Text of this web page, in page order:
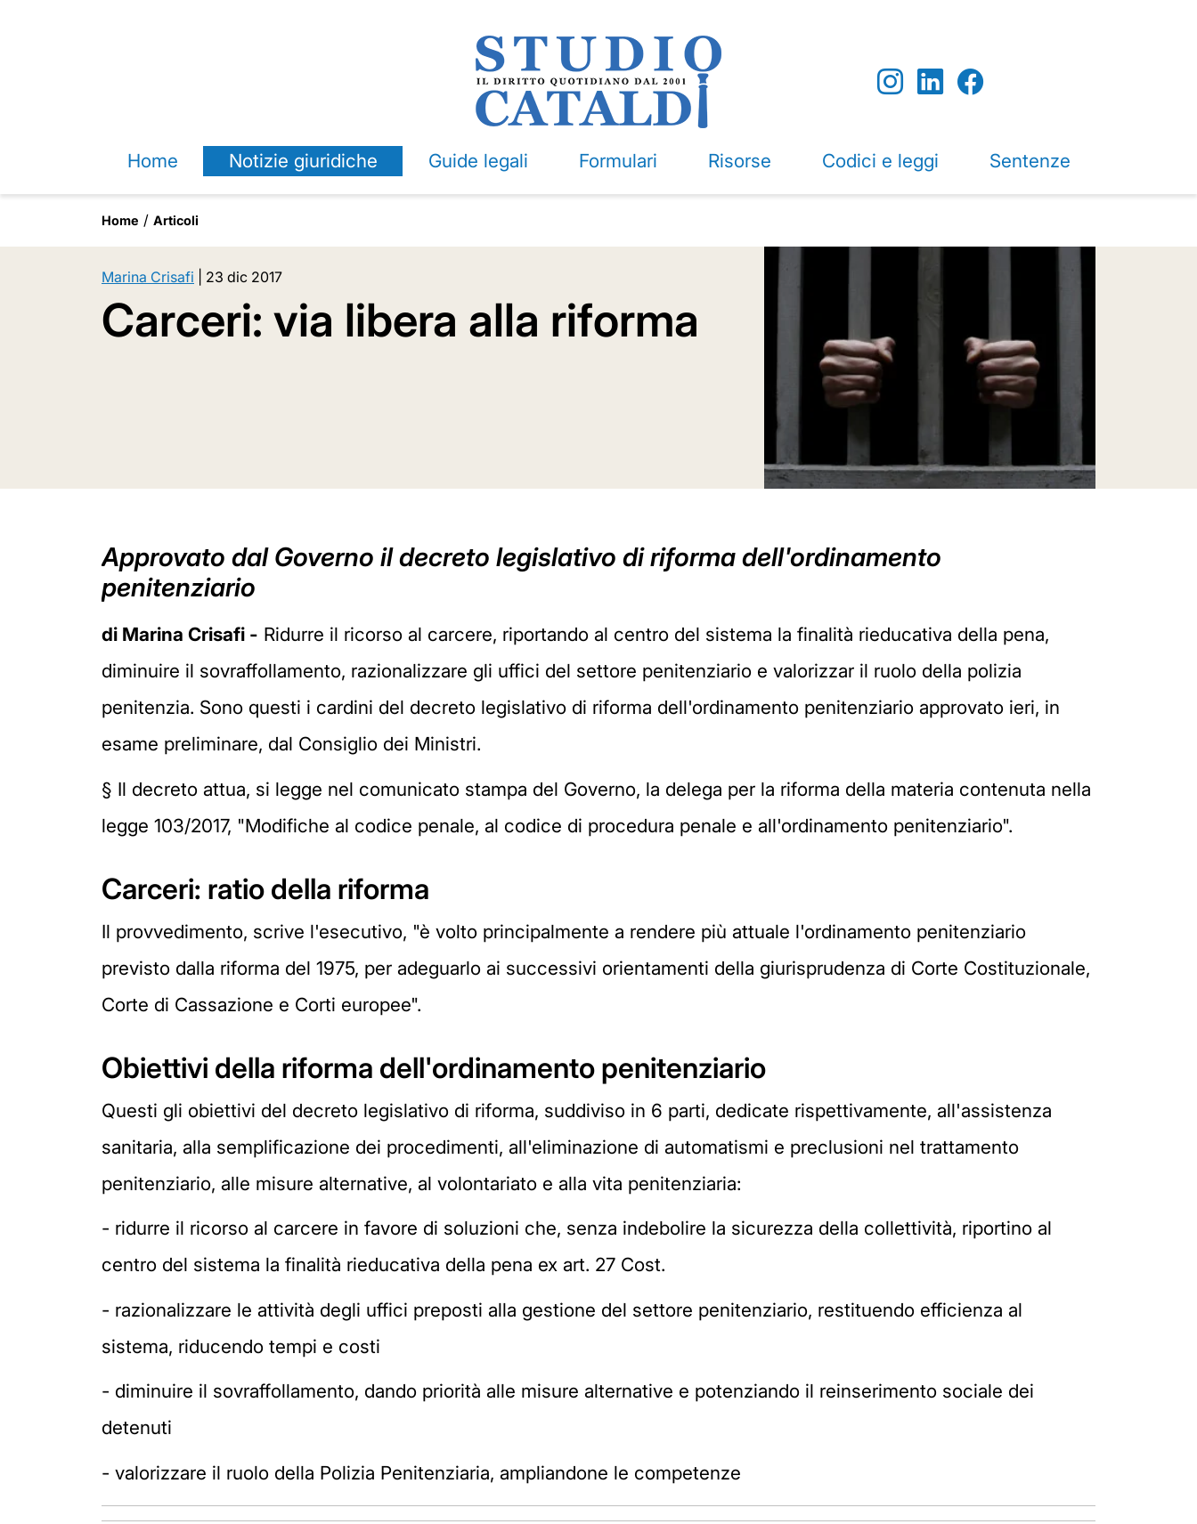
Home Notizie giuridiche Guide legali Formulari Risorse Codici e leggi Sentenze
Home Articoli
Marina Crisafi 23 dic 2017
Carceri: via libera alla riforma
Approvato dal Governo il decreto legislativo di riforma dell'ordinamento
penitenziario
di Marina Crisafi - Ridurre il ricorso al carcere, riportando al centro del sistema la finalità rieducativa della pena,
diminuire il sovraffollamento, razionalizzare gli uffici del settore penitenziario e valorizzar il ruolo della polizia
penitenzia. Sono questi i cardini del decreto legislativo di riforma dell'ordinamento penitenziario approvato ieri, in
esame preliminare, dal Consiglio dei Ministri.
§ Il decreto attua, si legge nel comunicato stampa del Governo, la delega per la riforma della materia contenuta nella
legge 103/2017, "Modifiche al codice penale, al codice di procedura penale e all'ordinamento penitenziario".
Carceri: ratio della riforma
Il provvedimento, scrive l'esecutivo, "è volto principalmente a rendere più attuale l'ordinamento penitenziario
previsto dalla riforma del 1975, per adeguarlo ai successivi orientamenti della giurisprudenza di Corte Costituzionale,
Corte di Cassazione e Corti europee".
Obiettivi della riforma dell'ordinamento penitenziario
Questi gli obiettivi del decreto legislativo di riforma, suddiviso in 6 parti, dedicate rispettivamente, all'assistenza
sanitaria, alla semplificazione dei procedimenti, all'eliminazione di automatismi e preclusioni nel trattamento
penitenziario, alle misure alternative, al volontariato e alla vita penitenziaria:
- ridurre il ricorso al carcere in favore di soluzioni che, senza indebolire la sicurezza della collettività, riportino al
centro del sistema la finalità rieducativa della pena ex art. 27 Cost.
- razionalizzare le attività degli uffici preposti alla gestione del settore penitenziario, restituendo efficienza al
sistema, riducendo tempi e costi
- diminuire il sovraffollamento, dando priorità alle misure alternative e potenziando il reinserimento sociale dei
detenuti
- valorizzare il ruolo della Polizia Penitenziaria, ampliandone le competenze